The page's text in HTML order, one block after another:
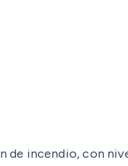
incendio, con